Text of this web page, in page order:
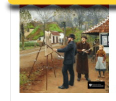
uczennic i uczniów z
niepełnosprawnościami
E-kolekcja lektur
szkolnych i literatury do
słuchania dla uczennic i
uczniów z
niepełnosprawnościami